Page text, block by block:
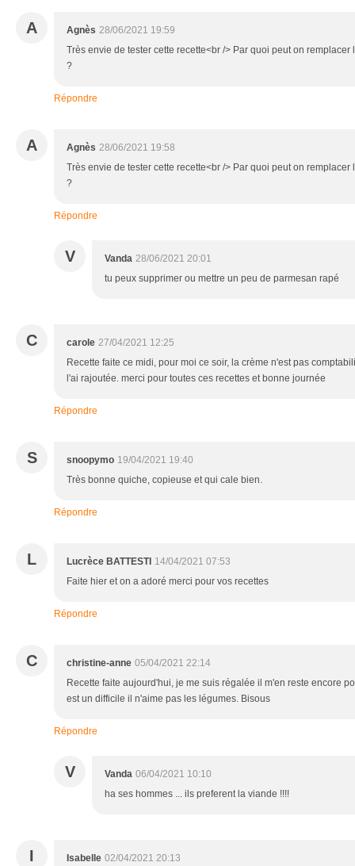
A Agnès 28/06/2021 19:59
Très envie de tester cette recette<br /> Par quoi peut on
?
Répondre
A Agnès 28/06/2021 19:58
Très envie de tester cette recette<br /> Par quoi peut on
?
Répondre
V Vanda 28/06/2021 20:01
tu peux supprimer ou mettre un peu de parmesan rapé
C carole 27/04/2021 12:25
Recette faite ce midi, pour moi ce soir, la crème n'est pas
l'ai rajoutée. merci pour toutes ces recettes et bonne journée
Répondre
S snoopymo 19/04/2021 19:40
Très bonne quiche, copieuse et qui cale bien.
Répondre
L Lucrèce BATTESTI 14/04/2021 07:53
Faite hier et on a adoré merci pour vos recettes
Répondre
C christine-anne 05/04/2021 22:14
Recette faite aujourd'hui, je me suis régalée il m'en reste encore
est un difficile il n'aime pas les légumes. Bisous
Répondre
V Vanda 06/04/2021 10:10
ha ses hommes ... ils preferent la viande !!!!
I Isabelle 02/04/2021 20:13